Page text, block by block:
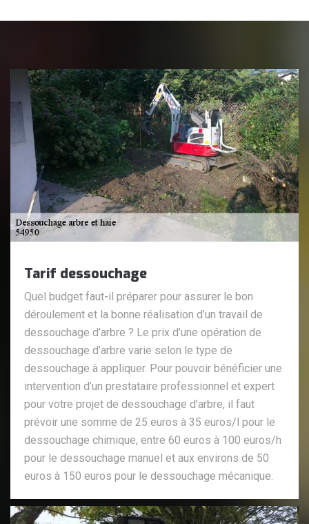
Tarif dessouchage
Quel budget faut-il préparer pour assurer le bon
déroulement et la bonne réalisation d’un travail de
dessouchage d’arbre ? Le prix d’une opération de
dessouchage d’arbre varie selon le type de
dessouchage à appliquer. Pour pouvoir bénéficier une
intervention d’un prestataire professionnel et expert
pour votre projet de dessouchage d’arbre, il faut
prévoir une somme de 25 euros à 35 euros/l pour le
dessouchage chimique, entre 60 euros à 100 euros/h
pour le dessouchage manuel et aux environs de 50
euros à 150 euros pour le dessouchage mécanique.